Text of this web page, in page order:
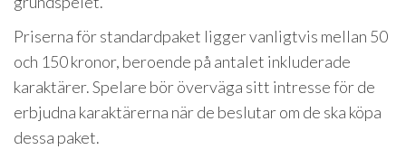
Priserna för standardpaket ligger vanligtvis mellan 50
och 150 kronor, beroende på antalet inkluderade
karaktärer. Spelare bör överväga sitt intresse för de
erbjudna karaktärerna när de beslutar om de ska köpa
dessa paket.